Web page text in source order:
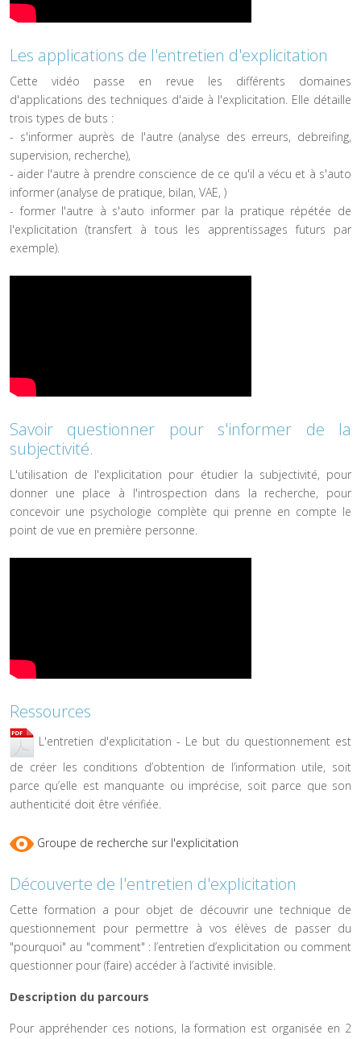
Les applications de l'entretien d'explicitation
Cette vidéo passe en revue les différents domaines
d'applications des techniques d'aide à l'explicitation. Elle détaille
trois types de buts :
- s'informer auprès de l'autre (analyse des erreurs, debreifing,
supervision, recherche),
- aider l'autre à prendre conscience de ce qu'il a vécu et à s'auto
informer (analyse de pratique, bilan, VAE, )
- former l'autre à s'auto informer par la pratique répétée de
l'explicitation (transfert à tous les apprentissages futurs par
exemple).
Savoir questionner pour s'informer de la
subjectivité.
L'utilisation de l'explicitation pour étudier la subjectivité, pour
donner une place à l'introspection dans la recherche, pour
concevoir une psychologie complète qui prenne en compte le
point de vue en première personne.
Ressources
L'entretien d'explicitation - Le but du questionnement est
de créer les conditions d’obtention de l’information utile, soit
parce qu’elle est manquante ou imprécise, soit parce que son
authenticité doit être vérifiée.
Groupe de recherche sur l'explicitation
Découverte de l'entretien d'explicitation
Cette formation a pour objet de découvrir une technique de
questionnement pour permettre à vos élèves de passer du
"pourquoi" au "comment" : l’entretien d’explicitation ou comment
questionner pour (faire) accéder à l’activité invisible.
Description du parcours
Pour appréhender ces notions, la formation est organisée en 2